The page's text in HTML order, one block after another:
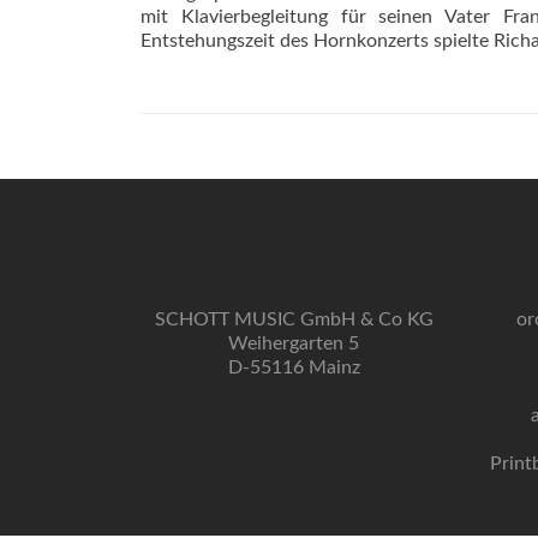
mit Klavierbegleitung für seinen Vater
Entstehungszeit des Hornkonzerts spielte
SCHOTT MUSIC GmbH & Co KG
Weihergarten 5
D-55116 Mainz